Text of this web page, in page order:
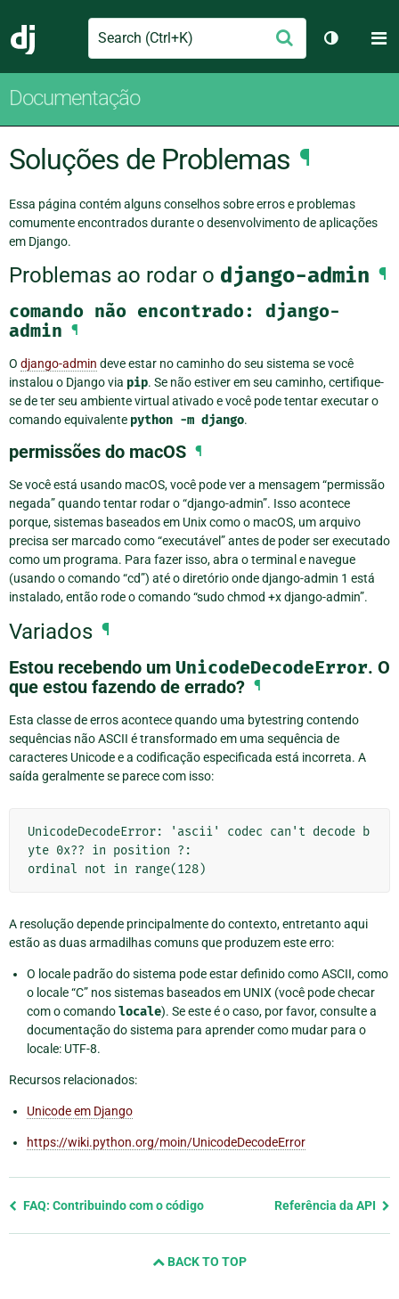
Django
Search Enviar
Alternar
Documentação
Soluções de Problemas ¶
Essa página contém alguns conselhos sobre erros e problemas
comumente encontrados durante o desenvolvimento de aplicações
em Django.
Problemas ao rodar o django-admin ¶
comando não encontrado:
django-
admin ¶
O django-admin deve estar no caminho do seu sistema se você
instalou o Django via pip. Se não estiver em seu caminho, certifique-
se de ter seu ambiente virtual ativado e você pode tentar executar o
comando equivalente python -m django.
permissões do macOS ¶
Se você está usando macOS, você pode ver a mensagem “permissão
negada” quando tentar rodar o “django-admin”. Isso acontece
porque, sistemas baseados em Unix como o macOS, um arquivo
precisa ser marcado como “executável” antes de poder ser executado
como um programa. Para fazer isso, abra o terminal e navegue
(usando o comando “cd”) até o diretório ondedjango-admin 1 está
instalado, então rode o comando “sudo chmod +x django-admin”.
Variados ¶
Estou recebendo um UnicodeDecodeError. O
que estou fazendo de errado? ¶
Esta classe de erros acontece quando uma bytestring contendo
sequências não ASCII é transformado em uma sequência de
caracteres Unicode e a codificação especificada está incorreta. A
saída geralmente se parece com isso:
UnicodeDecodeError: 'ascii' codec can't decode b
yte 0x?? in position ?:
ordinal not in range(128)
A resolução depende principalmente do contexto, entretanto aqui
estão as duas armadilhas comuns que produzem este erro:
O locale padrão do sistema pode estar definido como ASCII, como
o locale “C” nos sistemas baseados em UNIX (você pode checar
com o comandolocale). Se este é o caso, por favor, consulte a
documentação do sistema para aprender como mudar para o
locale: UTF-8.
Recursos relacionados:
Unicode em Django
https://wiki.python.org/moin/UnicodeDecodeError
Previous
FAQ: Contribuindo com o código Referência da API
BACK TO TOP